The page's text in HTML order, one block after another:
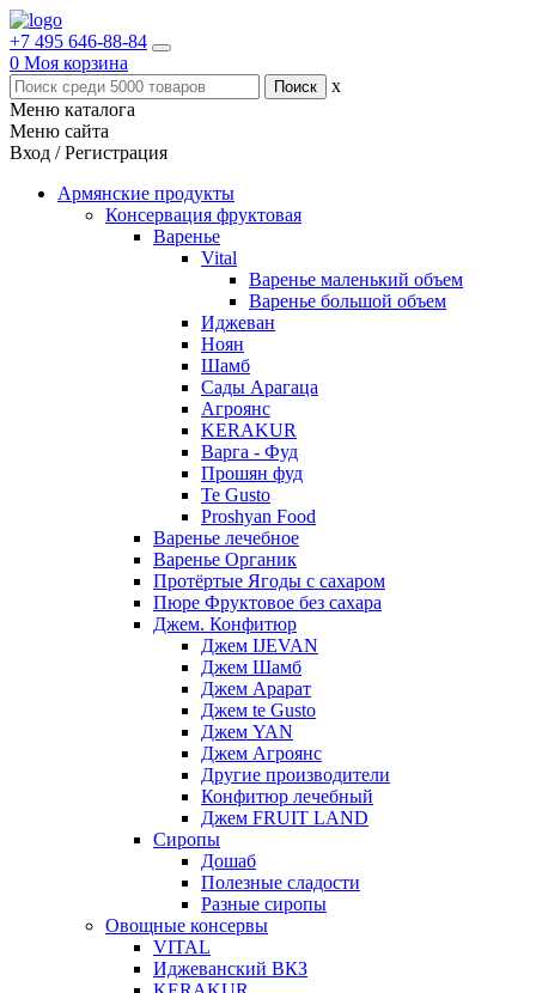
+7 495 646-88-84
0 Моя корзина
x
Меню каталога
Меню сайта
Вход / Регистрация
Армянские продукты
Консервация фруктовая
Варенье
Vital
Варенье маленький объем
Варенье большой объем
Иджеван
Ноян
Шамб
Сады Арагаца
Агроянс
KERAKUR
Варга - Фуд
Прошян фуд
Te Gusto
Proshyan Food
Варенье лечебное
Варенье Органик
Протёртые Ягоды с сахаром
Пюре Фруктовое без сахара
Джем. Конфитюр
Джем IJEVAN
Джем Шамб
Джем Арарат
Джем te Gusto
Джем YAN
Джем Агроянс
Другие производители
Конфитюр лечебный
Джем FRUIT LAND
Сиропы
Дошаб
Полезные сладости
Разные сиропы
Овощные консервы
VITAL
Иджеванский ВКЗ